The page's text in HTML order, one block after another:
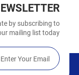
by subscribing to
mailing list today!